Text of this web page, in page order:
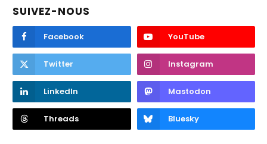
SUIVEZ-NOUS
Facebook YouTube
Twitter Instagram
LinkedIn Mastodon
Threads Bluesky